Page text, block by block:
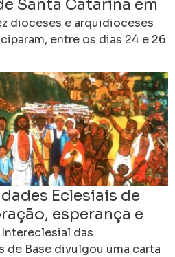
Santa Catarina em
e da missão
dioceses e arquidioceses
entre os dias 24 e 26
Eclesiais de
esperança e
ao 16ºdas
de Base divulgou uma carta